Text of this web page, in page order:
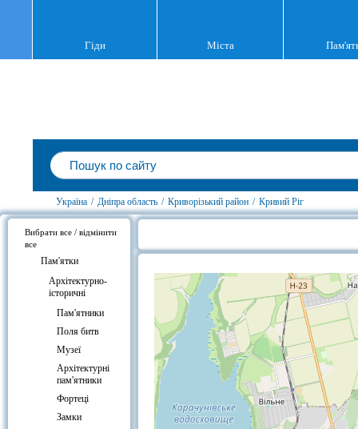
Гіди Міста
Україна / Дніпра область / Криворізький район / Кривий Ріг
Вибрати все / відмінити
все
Пам'ятки
Архітектурно-
історичні
Пам'ятники
Поля битв
Музеї
Архітектурні
пам'ятники
Фортеці
Замки